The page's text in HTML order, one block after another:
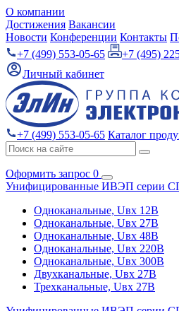
О компании
Достижения Вакансии
Новости Конференции Контакты
+7 (499) 553-05-65
+7 (495)
Личный кабинет
+7 (499) 553-05-65 Каталог
Оформить запрос 0
Унифицированные ИВЭП серии
Одноканальные, Uвх 12В
Одноканальные, Uвх 27В
Одноканальные, Uвх 48В
Одноканальные, Uвх 220В
Одноканальные, Uвх 300В
Двухканальные, Uвх 27В
Трехканальные, Uвх 27В